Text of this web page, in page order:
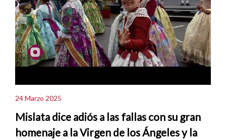
24 Marzo 2025
Mislata dice adiós a las fallas con su gran
homenaje a la Virgen de los Ángeles y la